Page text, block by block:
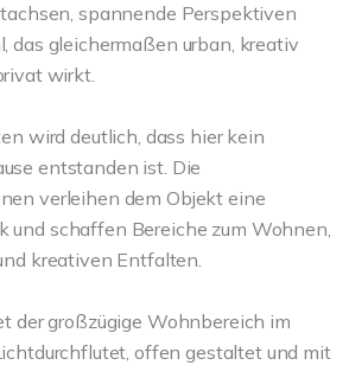
spannende Perspektiven
das gleichermaßen urban, kreativ
wirkt.
wird deutlich, dass hier kein
entstanden ist. Die
verleihen dem Objekt eine
und schaffen Bereiche zum Wohnen,
kreativen Entfalten.
der großzügige Wohnbereich im
offen gestaltet und mit